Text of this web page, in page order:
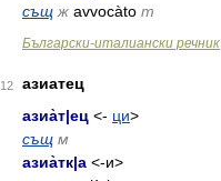
същ ж avvocàto m
Български-италиански речник
12
азиатец
азиа̀т|ец <- ци>
същ м
азиа̀тк|а <-и>